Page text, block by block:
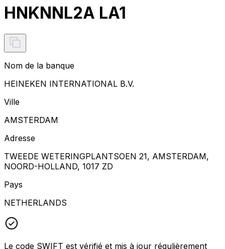
HNKNNL2A LA1
Nom de la banque
HEINEKEN INTERNATIONAL B.V.
Ville
AMSTERDAM
Adresse
TWEEDE WETERINGPLANTSOEN 21, AMSTERDAM,
NOORD-HOLLAND, 1017 ZD
Pays
NETHERLANDS
Le code SWIFT est vérifié et mis à jour régulièrement